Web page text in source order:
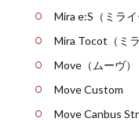
Mira e:S（ミライ
Mira Tocot（ミ
Move（ムーヴ）
Move Custom
Move Canbus